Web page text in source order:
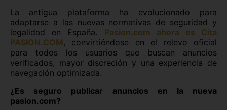
La antigua plataforma ha evolucionado para
adaptarse a las nuevas normativas de seguridad y
legalidad en España. Pasion.com ahora es Cita
PASION.COM, convirtiéndose en el relevo oficial
para todos los usuarios que buscan anuncios
verificados, mayor discreción y una experiencia de
navegación optimizada.
¿Es seguro publicar anuncios en la nueva
pasion.com?